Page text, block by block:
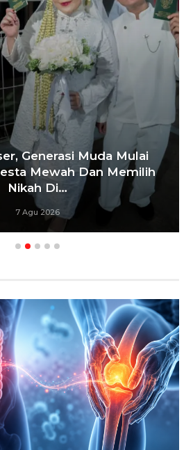
Mimpi Yang Terhenti’, IOM
Gerakan Beasiswa…
7 Agu 2026